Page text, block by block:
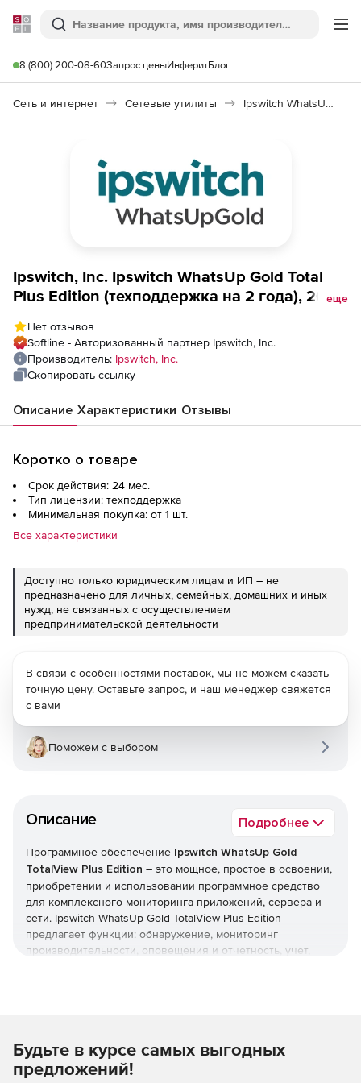
Softline
Поиск
8 (800) 200-08-60Запрос ценыИнферитБлог
Сеть и интернет Сетевые утилиты Ipswitch WhatsUp Gold Total Plus Edition
Ipswitch, Inc. Ipswitch WhatsUp Gold Total
Plus Edition (техподдержка на 2 года), 200еще
Нет отзывов
Softline - Авторизованный партнер Ipswitch, Inc.
Производитель: Ipswitch, Inc.
Скопировать ссылку
Описание Характеристики Отзывы
Коротко о товаре
Срок действия: 24 мес.
Тип лицензии: техподдержка
Минимальная покупка: от 1 шт.
Все характеристики
Доступно только юридическим лицам и ИП – не
предназначено для личных, семейных, домашних и иных
нужд, не связанных с осуществлением
предпринимательской деятельности
Описание Подробнее
Программное обеспечение Ipswitch WhatsUp Gold
TotalView Plus Edition – это мощное, простое в освоении,
приобретении и использовании программное средство
для комплексного мониторинга приложений, сервера и
сети. Ipswitch WhatsUp Gold TotalView Plus Edition
предлагает функции: обнаружение, мониторинг
производительности, оповещения и отчетность, учет,
30-ти дневная триал-версия WhatsUp Gold (pdf)
В связи с особенностями поставок, мы не можем сказать
точную цену. Оставьте запрос, и наш менеджер свяжется
с вами
Поможем с выбором
Будьте в курсе самых выгодных
предложений!